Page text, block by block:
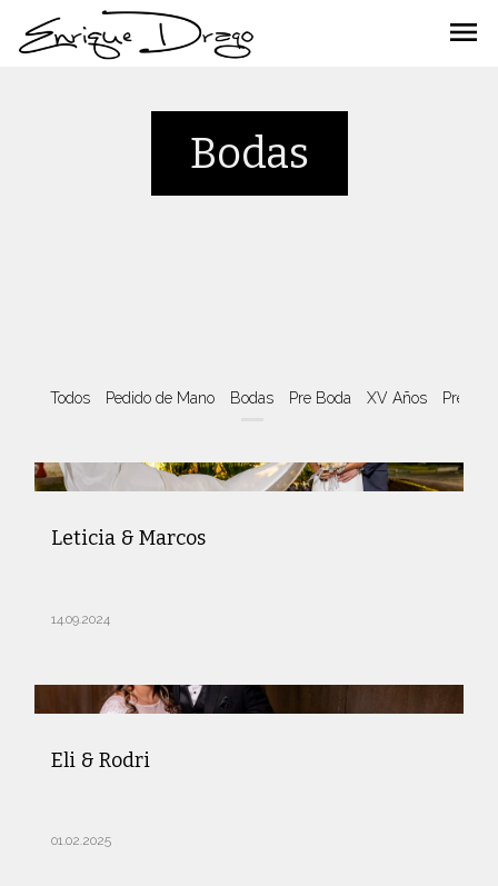
menu
Bodas
Todos Pedido de Mano Bodas Pre Boda XV Años Pre XV
Leticia & Marcos
14.09.2024
Eli & Rodri
01.02.2025